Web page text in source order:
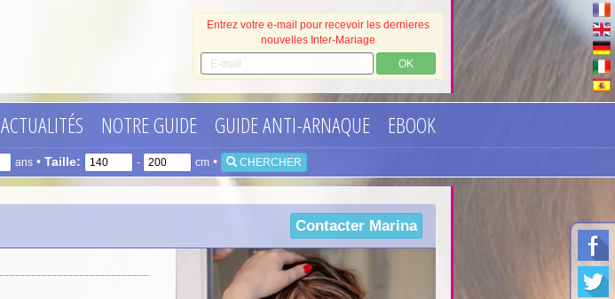
Entrez votre e-mail pour recevoir les dernieres
nouvelles Inter-Mariage
OK
ACTUALITÉS NOTRE GUIDE GUIDE ANTI-ARNAQUE EBOOK
ans • Taille: - cm • CHERCHER
Contacter Marina